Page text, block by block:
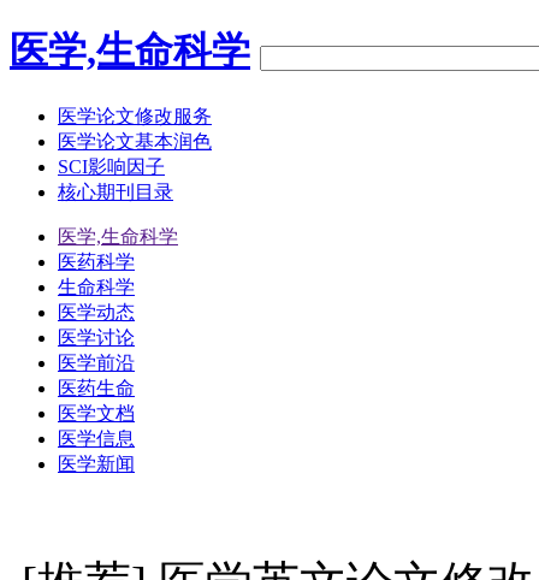
医学,生命科学
医学论文修改服务
医学论文基本润色
SCI影响因子
核心期刊目录
医学,生命科学
医药科学
生命科学
医学动态
医学讨论
医学前沿
医药生命
医学文档
医学信息
医学新闻